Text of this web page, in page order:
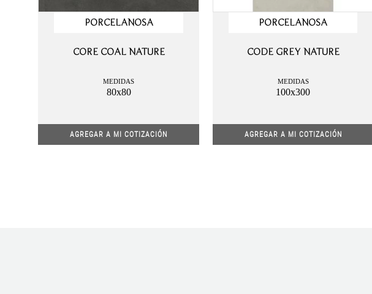
PORCELANOSA
CORE COAL NATURE
MEDIDAS
80x80
AGREGAR A MI COTIZACIÓN
PORCELANOSA
CODE GREY NATURE
MEDIDAS
100x300
AGREGAR A MI COTIZACIÓN